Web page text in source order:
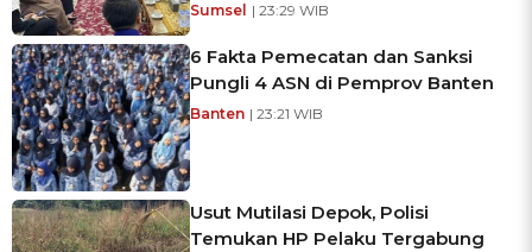
Sumsel | 23:29 WIB
6 Fakta Pemecatan dan Sanksi
Pungli 4 ASN di Pemprov Banten
Banten | 23:21 WIB
Usut Mutilasi Depok, Polisi
Temukan HP Pelaku Tergabung